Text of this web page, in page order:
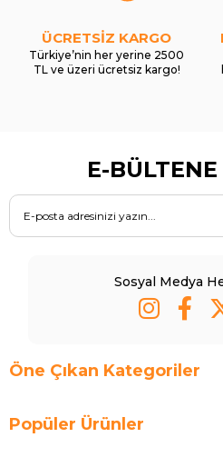
ÜCRETSİZ KARGO
Türkiye’nin her yerine 2500
TL ve üzeri ücretsiz kargo!
E-
Sosyal Medya
Öne Çıkan Kategoriler
Popüler Ürünler